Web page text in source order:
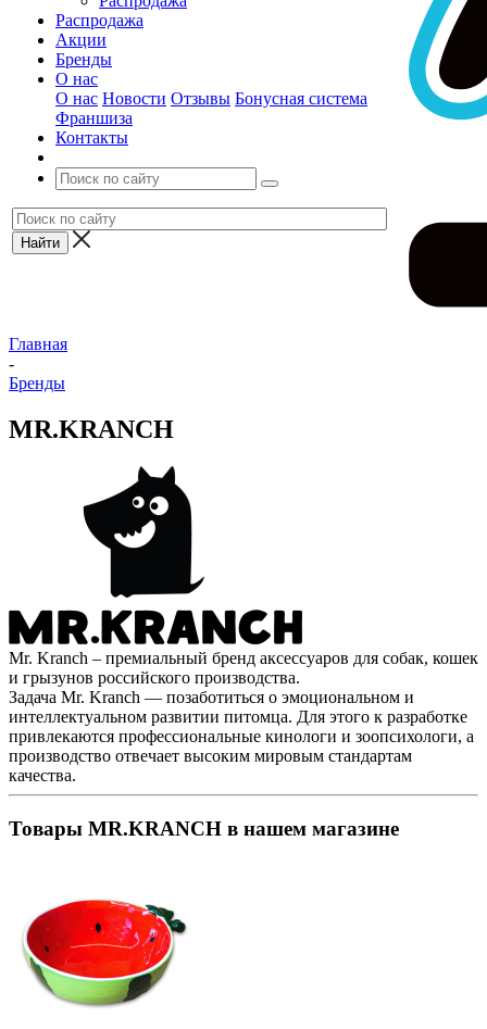
Распродажа
Акции
Бренды
О нас
О нас Новости Отзывы Бонусная система
Франшиза
Контакты
Главная
-
Бренды
MR.KRANCH
Mr. Kranch – премиальный бренд аксессуаров для собак, кошек
и грызунов российского производства.
Задача Mr. Kranch — позаботиться о эмоциональном и
интеллектуальном развитии питомца. Для этого к разработке
привлекаются профессиональные кинологи и зоопсихологи, а
производство отвечает высоким мировым стандартам
качества.
Товары MR.KRANCH в нашем магазине